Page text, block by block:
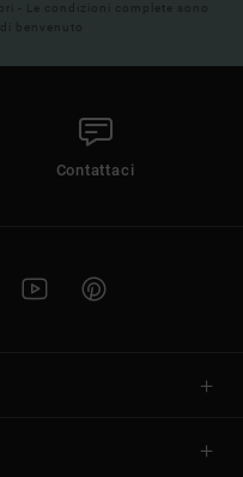
- Le condizioni complete sono
benvenuto
Contattaci